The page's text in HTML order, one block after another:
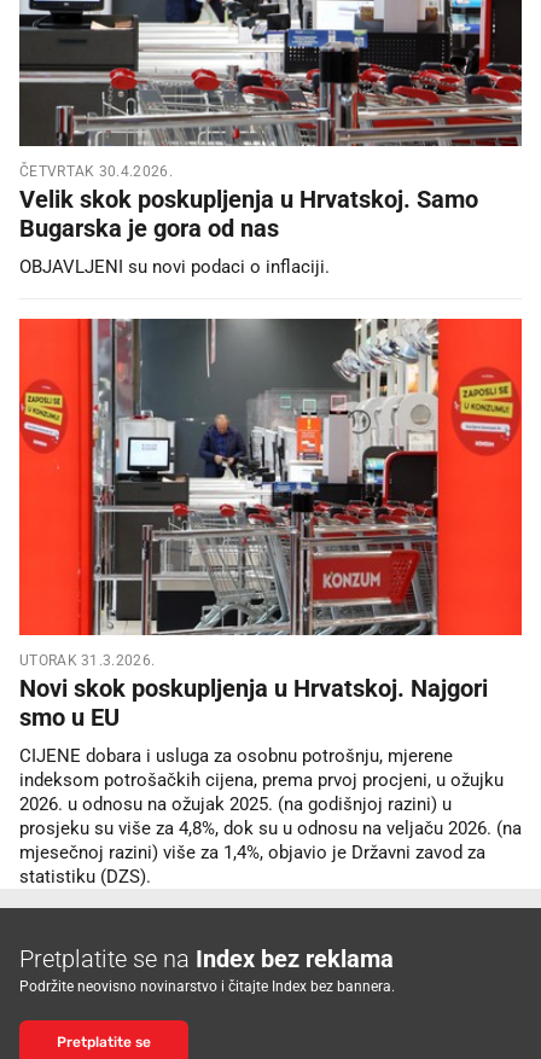
ČETVRTAK 30.4.2026.
Velik skok poskupljenja u Hrvatskoj. Samo
Bugarska je gora od nas
OBJAVLJENI su novi podaci o inflaciji.
UTORAK 31.3.2026.
Novi skok poskupljenja u Hrvatskoj. Najgori
smo u EU
CIJENE dobara i usluga za osobnu potrošnju, mjerene
indeksom potrošačkih cijena, prema prvoj procjeni, u ožujku
2026. u odnosu na ožujak 2025. (na godišnjoj razini) u
prosjeku su više za 4,8%, dok su u odnosu na veljaču 2026. (na
mjesečnoj razini) više za 1,4%, objavio je Državni zavod za
statistiku (DZS).
Pretplatite se na Index bez reklama
Podržite neovisno novinarstvo i čitajte Index bez bannera.
Pretplatite se